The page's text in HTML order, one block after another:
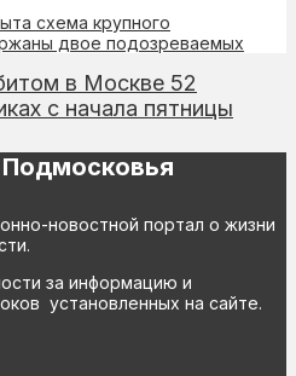
схема крупного
двое подозреваемых
в Москве 52
с начала пятницы
новостной портал о жизни
за информацию и
установленных на сайте.